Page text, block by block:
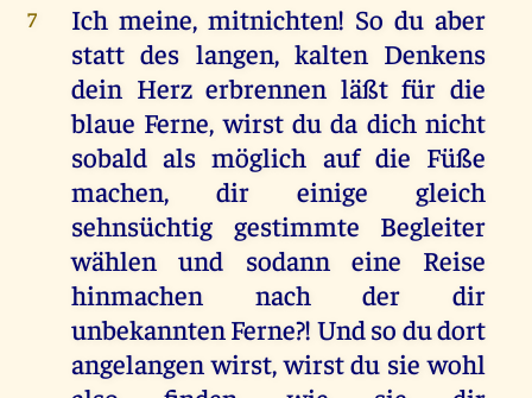
7
Ich meine, mitnichten! So du aber
statt des langen, kalten Denkens
dein Herz erbrennen läßt für die
blaue Ferne, wirst du da dich nicht
sobald als möglich auf die Füße
machen, dir einige gleich
sehnsüchtig gestimmte Begleiter
wählen und sodann eine Reise
hinmachen nach der dir
unbekannten Ferne?! Und so du dort
angelangen wirst, wirst du sie wohl